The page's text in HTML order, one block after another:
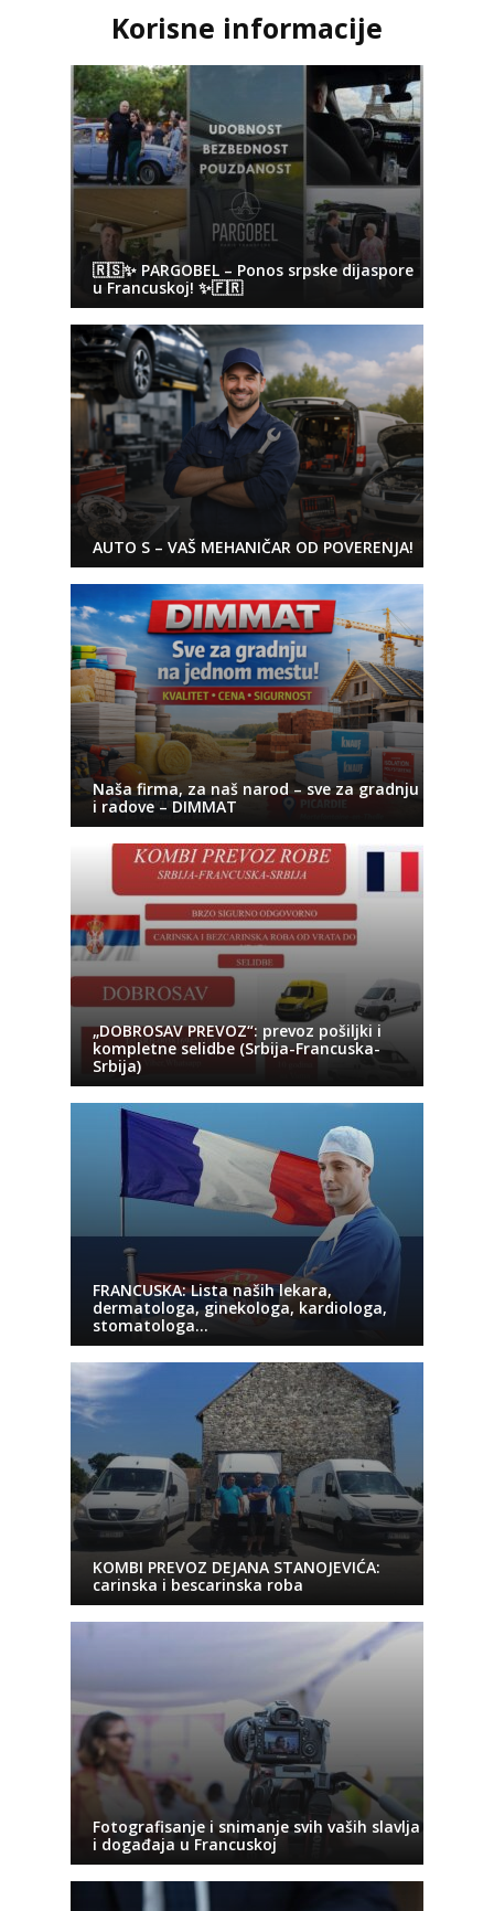
Korisne informacije
🇷🇸✨ PARGOBEL – Ponos srpske dijaspore
u Francuskoj! ✨🇫🇷
AUTO S – VAŠ MEHANIČAR OD POVERENJA!
Naša firma, za naš narod – sve za gradnju
i radove – DIMMAT
„DOBROSAV PREVOZ“: prevoz pošiljki i
kompletne selidbe (Srbija-Francuska-
Srbija)
FRANCUSKA: Lista naših lekara,
dermatologa, ginekologa, kardiologa,
stomatologa…
KOMBI PREVOZ DEJANA STANOJEVIĆA:
carinska i bescarinska roba
Fotografisanje i snimanje svih vaših slavlja
i događaja u Francuskoj